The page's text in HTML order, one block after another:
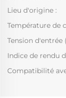
Lieu d'origine :
Température de
Tension d'entrée
Indice de rendu
Compatibilité